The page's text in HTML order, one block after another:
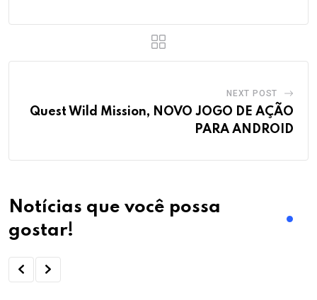
NEXT POST
Quest Wild Mission, NOVO JOGO DE AÇÃO
PARA ANDROID
Notícias que você possa
gostar!